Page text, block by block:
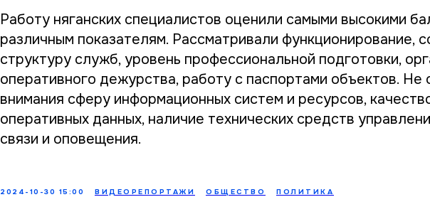
Работу няганских специалистов оценили самыми высокими
различным показателям. Рассматривали функционирование,
структуру служб, уровень профессиональной подготовки,
оперативного дежурства, работу с паспортами объектов. Не
внимания сферу информационных систем и ресурсов,
оперативных данных, наличие технических средств
связи и оповещения.
2024-10-30 15:00 ВИДЕОРЕПОРТАЖИ ОБЩЕСТВО ПОЛИТИКА